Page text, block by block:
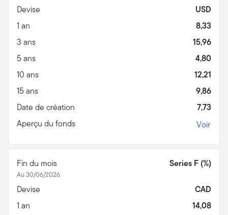
Devise
USD
1 an
8,33
3 ans
15,96
5 ans
4,80
10 ans
12,21
15 ans
9,86
Date de création
7,73
Aperçu du fonds
Voir
Fin du mois
Au 30/06/2026
Series F (%)
Devise
CAD
1 an
14,08